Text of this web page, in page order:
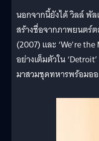
นอกจากนี้ยังได้ วิลล์ พั
สร้างชื่อจากภาพยนตร์ต
(2007) และ ‘We’re
อย่างเต็มตัวใน
มาสวมชุดทหารพร้อมอ